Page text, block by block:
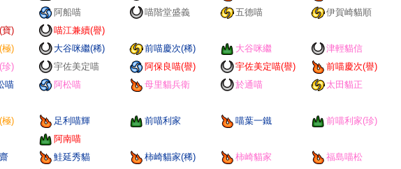
阿船喵 喵階堂盛義 五德喵 伊賀崎貓順
寶)
喵江兼續(譽)
極) 大谷咪繼(稀) 前喵慶次(稀) 大谷咪繼 津輕貓信
珍) 宇佐美定喵 阿保良喵(譽) 宇佐美定喵(譽)
前喵慶次(譽)
喵 阿松喵 母里貓兵衛 於通喵 太田貓正
極) 足利喵輝 前喵利家 喵葉一鐵 前喵利家(珍)
阿南喵
鮭延秀貓 柿崎貓家(稀) 柿崎貓家 福島喵松